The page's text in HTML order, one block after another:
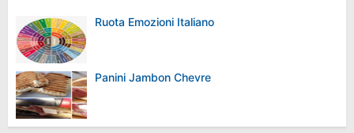
Ruota Emozioni Italiano
Panini Jambon Chevre